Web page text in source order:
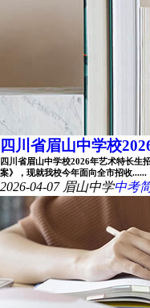
四川省眉山中学校
四川省眉山中学校2026年艺术特长生
案》，现就我校今年面向全市招收......
2026-04-07 眉山中学中考